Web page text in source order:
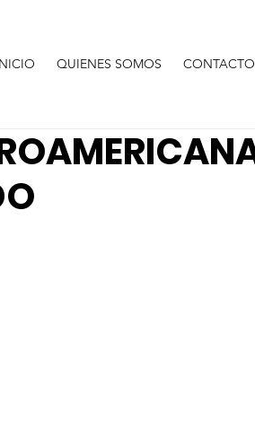
QUIENES SOMOS CONTACTO